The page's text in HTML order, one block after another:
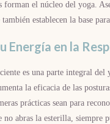
forman el núcleo del yoga.
establecen la base
Energía en la
es una parte integral
la eficacia de las
prácticas sean para
no abras la esterilla, siempre